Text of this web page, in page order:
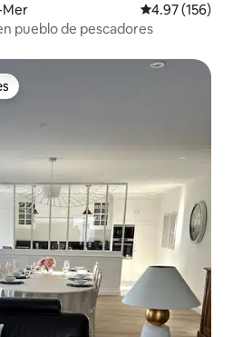
Mer Calificación
4.97 (156)
pueblo de pescadores